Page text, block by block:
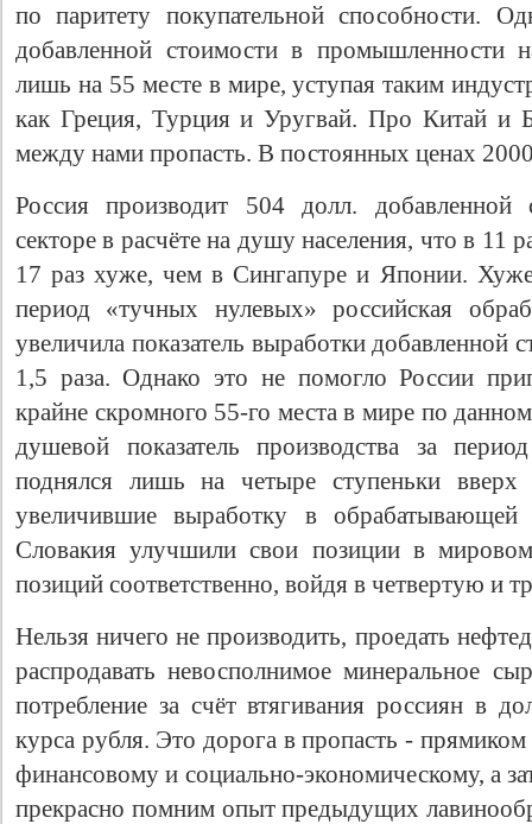
по паритету покупательной способности.
добавленной стоимости в промышленности
лишь на 55 месте в мире, уступая таким
как Греция, Турция и Уругвай. Про Китай и
между нами пропасть. В постоянных ценах
Россия производит 504 долл.
секторе в расчёте на душу населения, что в
17 раз хуже, чем в Сингапуре и Японии.
период «тучных нулевых» российская
увеличила показатель выработки добавленной
1,5 раза. Однако это не помогло России
крайне скромного 55-го места в мире по
душевой показатель производства за
поднялся лишь на четыре ступеньки
увеличившие выработку в
Словакия улучшили свои позиции в
позиций соответственно, войдя в четвертую и
Нельзя ничего не производить, проедать
распродавать невосполнимое минеральное
потребление за счёт втягивания россиян в
курса рубля. Это дорога в пропасть -
финансовому и социально-экономическому, а
прекрасно помним опыт предыдущих